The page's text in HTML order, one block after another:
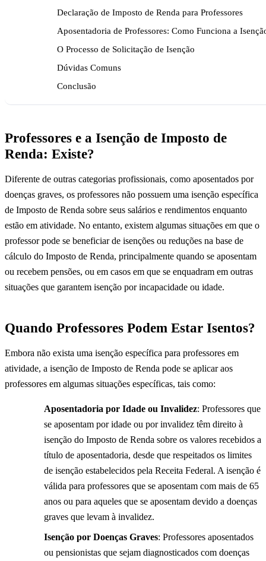
Declaração de Imposto de Renda para Professores
Aposentadoria de Professores: Como Funciona a
O Processo de Solicitação de Isenção
Dúvidas Comuns
Conclusão
Professores e a Isenção de Imposto de
Renda: Existe?
Diferente de outras categorias profissionais, como aposentados por
doenças graves, os professores não possuem uma isenção específica
de Imposto de Renda sobre seus salários e rendimentos enquanto
estão em atividade. No entanto, existem algumas situações em que o
professor pode se beneficiar de isenções ou reduções na base de
cálculo do Imposto de Renda, principalmente quando se aposentam
ou recebem pensões, ou em casos em que se enquadram em outras
situações que garantem isenção por incapacidade ou idade.
Quando Professores Podem Estar Isentos?
Embora não exista uma isenção específica para professores em
atividade, a isenção de Imposto de Renda pode se aplicar aos
professores em algumas situações específicas, tais como:
Aposentadoria por Idade ou Invalidez: Professores que
se aposentam por idade ou por invalidez têm direito à
isenção do Imposto de Renda sobre os valores recebidos a
título de aposentadoria, desde que respeitados os limites
de isenção estabelecidos pela Receita Federal. A isenção é
válida para professores que se aposentam com mais de 65
anos ou para aqueles que se aposentam devido a doenças
graves que levam à invalidez.
Isenção por Doenças Graves: Professores aposentados
ou pensionistas que sejam diagnosticados com doenças